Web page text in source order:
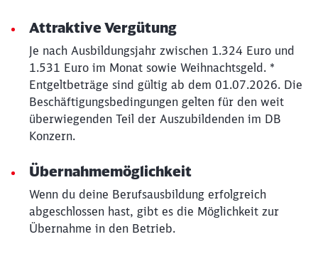
Attraktive Vergütung
Je nach Ausbildungsjahr zwischen 1.324 Euro und
1.531 Euro im Monat sowie Weihnachtsgeld. *
Entgeltbeträge sind gültig ab dem 01.07.2026. Die
Beschäftigungsbedingungen gelten für den weit
überwiegenden Teil der Auszubildenden im DB
Konzern.
Übernahmemöglichkeit
Wenn du deine Berufsausbildung erfolgreich
abgeschlossen hast, gibt es die Möglichkeit zur
Übernahme in den Betrieb.